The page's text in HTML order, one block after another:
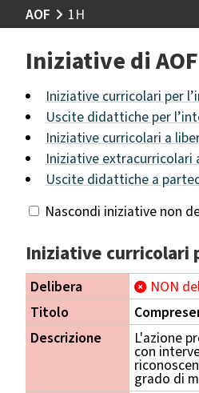
AOF 1H
Iniziative di
Iniziative curricolari per
Uscite didattiche per
Iniziative curricolari a
Iniziative extracurricolari
Uscite didattiche a
Nascondi iniziative non
Iniziative curricolari
Delibera
NON
Titolo
Descrizione
L'azione
con
grado di